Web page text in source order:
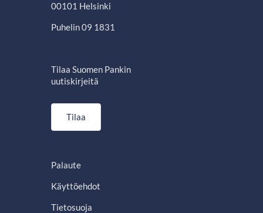
00101 Helsinki
Puhelin 09 1831
Tilaa Suomen Pankin
uutiskirjeitä
Tilaa
Palaute
Käyttöehdot
Tietosuoja